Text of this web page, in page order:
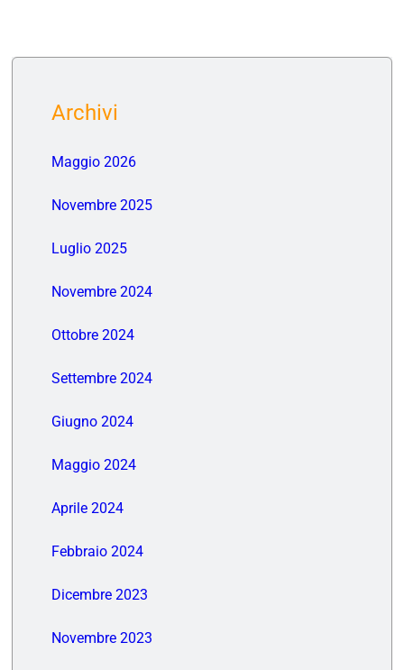
Archivi
Maggio 2026
Novembre 2025
Luglio 2025
Novembre 2024
Ottobre 2024
Settembre 2024
Giugno 2024
Maggio 2024
Aprile 2024
Febbraio 2024
Dicembre 2023
Novembre 2023